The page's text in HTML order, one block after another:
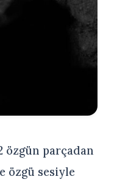
özgün parçadan
özgü sesiyle